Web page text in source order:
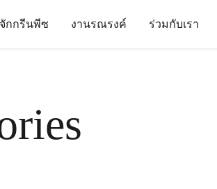
กกรีนพีซ งานรณรงค์ ร่วมกับเรา